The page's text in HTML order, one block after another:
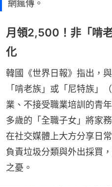
網瘋傳。
月領2,500！非「啃
化
韓國《世界日報》指出，
「啃老族」或「尼特族」
業、不接受職業培訓的青
多歲的「全職子女」將家
在社交媒體上大方分享日
負責垃圾分類與外出採買
之憂。